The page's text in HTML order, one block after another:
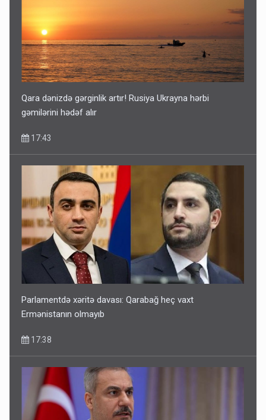
Qara dənizdə gərginlik artır! Rusiya Ukrayna hərbi
gəmilərini hədəf alır
17:43
Parlamentdə xəritə davası: Qarabağ heç vaxt
Ermənistanın olmayıb
17:38